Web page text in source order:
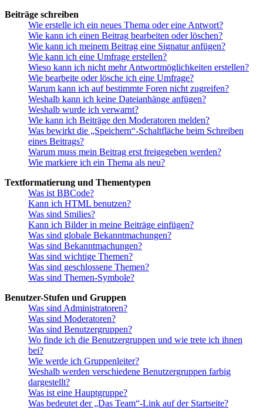
Beiträge schreiben
Wie erstelle ich ein neues Thema oder eine Antwort?
Wie kann ich einen Beitrag bearbeiten oder löschen?
Wie kann ich meinem Beitrag eine Signatur anfügen?
Wie kann ich eine Umfrage erstellen?
Wieso kann ich nicht mehr Antwortmöglichkeiten erstellen?
Wie bearbeite oder lösche ich eine Umfrage?
Warum kann ich auf bestimmte Foren nicht zugreifen?
Weshalb kann ich keine Dateianhänge anfügen?
Weshalb wurde ich verwarnt?
Wie kann ich Beiträge den Moderatoren melden?
Was bewirkt die „Speichern“-Schaltfläche beim Schreiben
eines Beitrags?
Warum muss mein Beitrag erst freigegeben werden?
Wie markiere ich ein Thema als neu?
Textformatierung und Thementypen
Was ist BBCode?
Kann ich HTML benutzen?
Was sind Smilies?
Kann ich Bilder in meine Beiträge einfügen?
Was sind globale Bekanntmachungen?
Was sind Bekanntmachungen?
Was sind wichtige Themen?
Was sind geschlossene Themen?
Was sind Themen-Symbole?
Benutzer-Stufen und Gruppen
Was sind Administratoren?
Was sind Moderatoren?
Was sind Benutzergruppen?
Wo finde ich die Benutzergruppen und wie trete ich ihnen
bei?
Wie werde ich Gruppenleiter?
Weshalb werden verschiedene Benutzergruppen farbig
dargestellt?
Was ist eine Hauptgruppe?
Was bedeutet der „Das Team“-Link auf der Startseite?